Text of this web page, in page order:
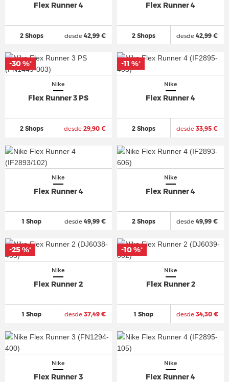
Flex Runner 4
2 Shops desde42,99 €
Flex Runner 4
2 Shops desde 42,99 €
Nike
Flex Runner 3 PS
2 Shops desde 29,90 €
-30 %*
Nike
Flex Runner 4
2 Shops desde 33,95 €
-11 %*
Nike
Flex Runner 4
1 Shop desde49,99 €
Nike
Flex Runner 4
2 Shops desde 49,99 €
Nike
Flex Runner 2
1 Shop desde37,49 €
-25 %*
Nike
Flex Runner 2
1 Shop desde34,30 €
-10 %*
Nike
Flex Runner 3
Nike
Flex Runner 4